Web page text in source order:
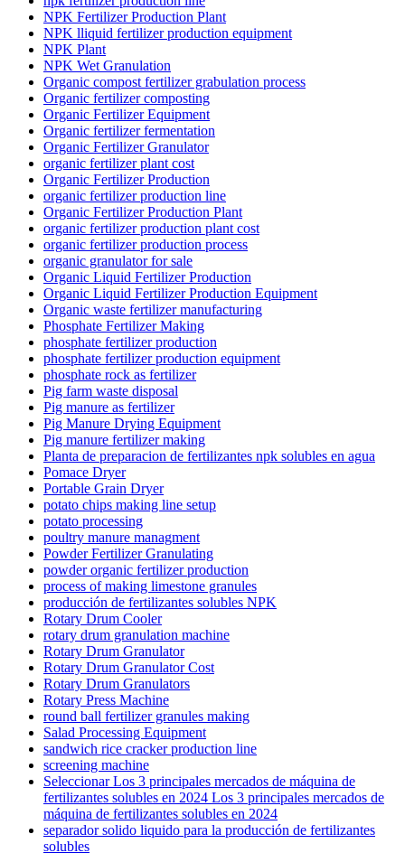
NPK Fertilizer Production Plant
NPK lliquid fertilizer production equipment
NPK Plant
NPK Wet Granulation
Organic compost fertilizer grabulation process
Organic fertilizer composting
Organic Fertilizer Equipment
Organic fertilizer fermentation
Organic Fertilizer Granulator
organic fertilizer plant cost
Organic Fertilizer Production
organic fertilizer production line
Organic Fertilizer Production Plant
organic fertilizer production plant cost
organic fertilizer production process
organic granulator for sale
Organic Liquid Fertilizer Production
Organic Liquid Fertilizer Production Equipment
Organic waste fertilizer manufacturing
Phosphate Fertilizer Making
phosphate fertilizer production
phosphate fertilizer production equipment
phosphate rock as fertilizer
Pig farm waste disposal
Pig manure as fertilizer
Pig Manure Drying Equipment
Pig manure fertilizer making
Planta de preparacion de fertilizantes npk solubles en agua
Pomace Dryer
Portable Grain Dryer
potato chips making line setup
potato processing
poultry manure managment
Powder Fertilizer Granulating
powder organic fertilizer production
process of making limestone granules
producción de fertilizantes solubles NPK
Rotary Drum Cooler
rotary drum granulation machine
Rotary Drum Granulator
Rotary Drum Granulator Cost
Rotary Drum Granulators
Rotary Press Machine
round ball fertilizer granules making
Salad Processing Equipment
sandwich rice cracker production line
screening machine
Seleccionar Los 3 principales mercados de máquina de
fertilizantes solubles en 2024 Los 3 principales mercados de
máquina de fertilizantes solubles en 2024
separador solido liquido para la producción de fertilizantes
solubles